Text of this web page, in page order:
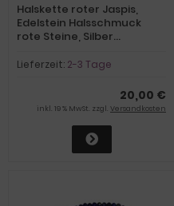
Halskette roter Jaspis,
Edelstein Halsschmuck
rote Steine, Silber
Verlängerung
Lieferzeit: 2-3 Tage
20,00 €
inkl. 19 % MwSt. zzgl. Versandkosten